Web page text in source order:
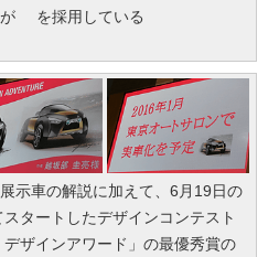
を採用している
示車の解説に加えて、6月19日の
スタートしたデザインコンテスト
デザインアワード」の最優秀賞の